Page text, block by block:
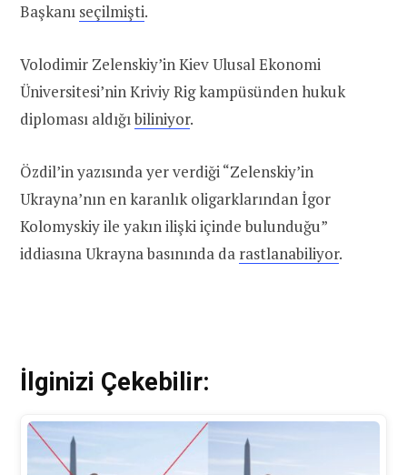
Başkanı seçilmişti.
Volodimir Zelenskiy’in Kiev Ulusal Ekonomi
Üniversitesi’nin Kriviy Rig kampüsünden hukuk
diploması aldığıbiliniyor.
Özdil’in yazısında yer verdiği “Zelenskiy’in
Ukrayna’nın en karanlık oligarklarından İgor
Kolomyskiy ile yakın ilişki içinde bulunduğu”
iddiasına Ukrayna basınında da rastlanabiliyor.
İlginizi Çekebilir: